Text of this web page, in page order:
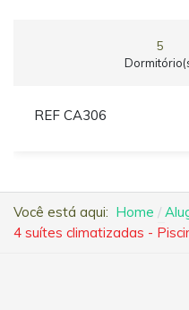
5
REF CA306
Você está aqui: Home
4 suítes climatizadas -